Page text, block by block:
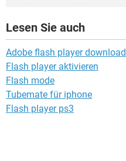
Lesen Sie auch
Adobe flash player download
Flash player aktivieren
Flash mode
Tubemate für iphone
Flash player ps3